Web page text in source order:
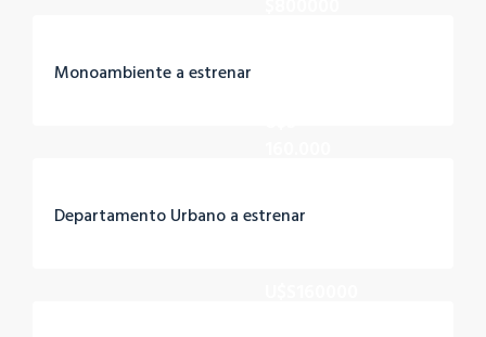
Monoambiente a estrenar
Departamento Urbano a estrenar